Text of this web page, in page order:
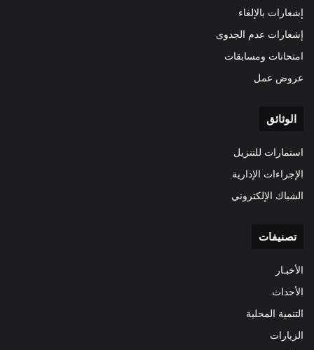
إشعارات بالإلغاء
إشعارات عدم الجدوى
امتحانات ومسابقات
عروض عمل
الوثائق
استمارات للتنزيل
الإجراءات الإدارية
الشباك الإلكتروني
تصنيفات
الأخبـار
الأحداث
التنمية المحلية
الزيارات